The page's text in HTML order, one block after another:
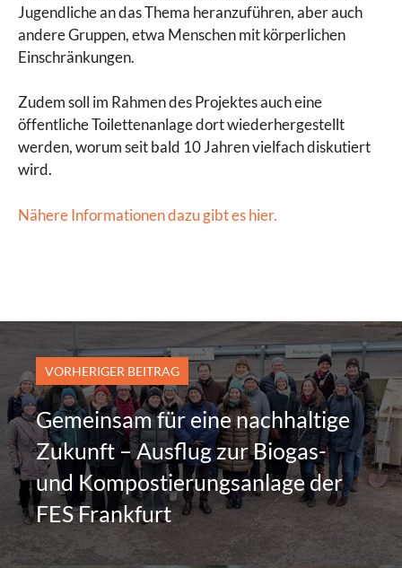
Jugendliche an das Thema heranzuführen, aber auch
andere Gruppen, etwa Menschen mit körperlichen
Einschränkungen.
Zudem soll im Rahmen des Projektes auch eine
öffentliche Toilettenanlage dort wiederhergestellt
werden, worum seit bald 10 Jahren vielfach diskutiert
wird.
Nähere Informationen dazu gibt es hier.
VORHERIGER BEITRAG
Gemeinsam für eine nachhaltige
Zukunft – Ausflug zur Biogas-
und Kompostierungsanlage der
FES Frankfurt